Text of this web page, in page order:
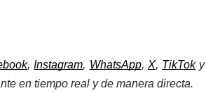
, Instagram, WhatsApp, X, TikTok y
en tiempo real y de manera directa.